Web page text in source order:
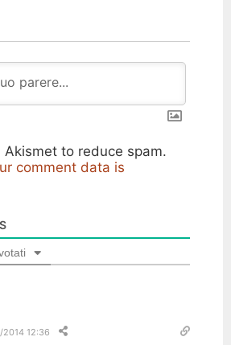
Akismet to reduce spam.
comment data is
2014 12:36